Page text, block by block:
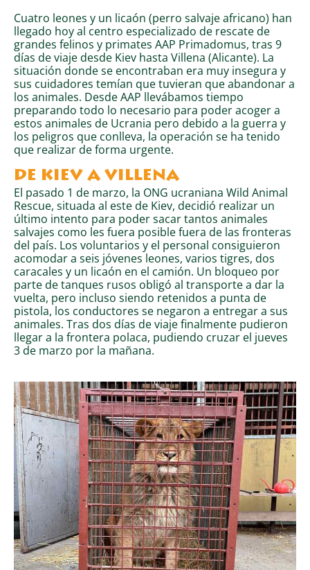
Cuatro leones y un licaón (perro salvaje africano) han
llegado hoy al centro especializado de rescate de
grandes felinos y primates AAP Primadomus, tras 9
días de viaje desde Kiev hasta Villena (Alicante). La
situación donde se encontraban era muy insegura y
sus cuidadores temían que tuvieran que abandonar a
los animales. Desde AAP llevábamos tiempo
preparando todo lo necesario para poder acoger a
estos animales de Ucrania pero debido a la guerra y
los peligros que conlleva, la operación se ha tenido
que realizar de forma urgente.
DE KIEV A VILLENA
El pasado 1 de marzo, la ONG ucraniana Wild Animal
Rescue, situada al este de Kiev, decidió realizar un
último intento para poder sacar tantos animales
salvajes como les fuera posible fuera de las fronteras
del país. Los voluntarios y el personal consiguieron
acomodar a seis jóvenes leones, varios tigres, dos
caracales y un licaón en el camión. Un bloqueo por
parte de tanques rusos obligó al transporte a dar la
vuelta, pero incluso siendo retenidos a punta de
pistola, los conductores se negaron a entregar a sus
animales. Tras dos días de viaje finalmente pudieron
llegar a la frontera polaca, pudiendo cruzar el jueves
3 de marzo por la mañana.